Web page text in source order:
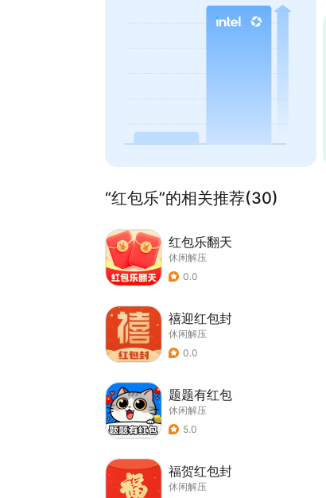
“红包乐”的相关推荐(30)
红包乐翻天
休闲解压
0.0
禧迎红包封
休闲解压
0.0
题题有红包
休闲解压
5.0
福贺红包封
休闲解压